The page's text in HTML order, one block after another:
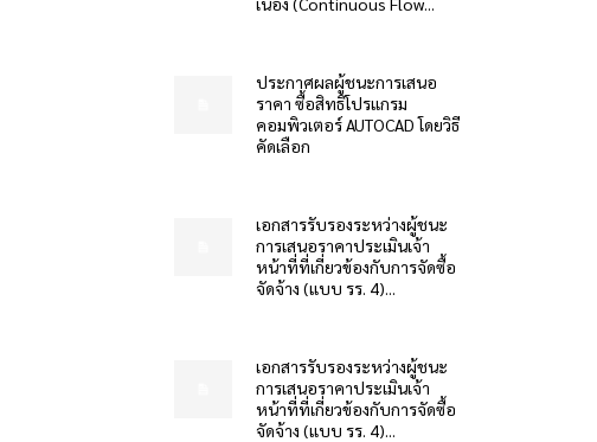
ประกาศผลผู้ชนะการเสนอ
ราคา ซื้อสิทธิโปรแกรม
คอมพิวเตอร์ AUTOCAD โดยวิธี
คัดเลือก
เอกสารรับรองระหว่างผู้ชนะ
การเสนอราคาประเมินเจ้า
หน้าที่ที่เกี่ยวข้องกับการจัดซื้อ
จัดจ้าง (แบบ รร. 4)...
เอกสารรับรองระหว่างผู้ชนะ
การเสนอราคาประเมินเจ้า
หน้าที่ที่เกี่ยวข้องกับการจัดซื้อ
จัดจ้าง (แบบ รร. 4)...